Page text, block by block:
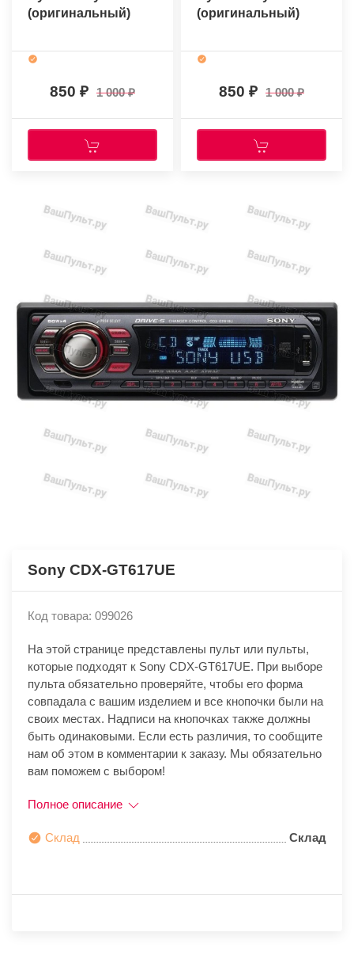
(оригинальный)
850 1 000
(оригинальный)
850 1 000
Sony CDX-GT617UE
Код товара: 099026
На этой странице представлены пульт или пульты,
которые подходят к Sony CDX-GT617UE. При выборе
пульта обязательно проверяйте, чтобы его форма
совпадала с вашим изделием и все кнопочки были на
своих местах. Надписи на кнопочках также должны
быть одинаковыми. Если есть различия, то сообщите
нам об этом в комментарии к заказу. Мы обязательно
вам поможем с выбором!
Полное описание
Склад Склад